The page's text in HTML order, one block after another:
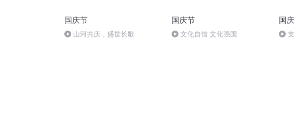
国庆节
山河共庆，盛世长歌
国庆节
文化自信 文化强国
国